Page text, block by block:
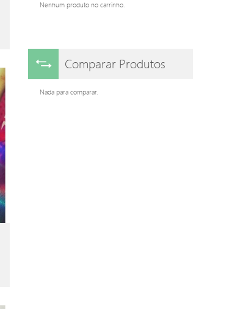
Nenhum produto no carrinho.
Comparar Produtos
Nada para comparar.